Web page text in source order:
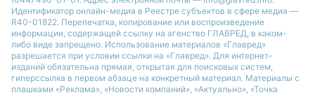
Идентификатор онлайн-медиа в Реестре cубъектов в сфере медиа —
R40-01822. Перепечатка, копирование или воспроизведение
информации, содержащей ссылку на агенство ГЛАВРЕД, в каком-
либо виде запрещено. Использование материалов «Главред»
разрешается при условии ссылки на «Главред». Для интернет-
изданий обязательна прямая, открытая для поисковых систем,
гиперссылка в первом абзаце на конкретный материал. Материалы с
плашками «Реклама», «Новости компаний», «Актуально», «Точка